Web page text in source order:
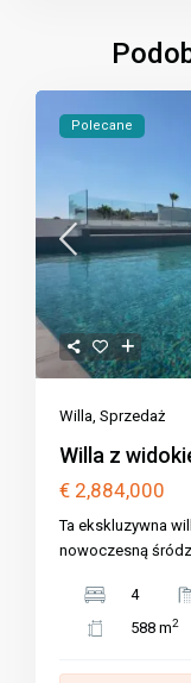
Polecane
Willa,Sprzedaż
Willa z
€ 2,884,000
Ta ekskluzywna
nowoczesną
4
588 m2